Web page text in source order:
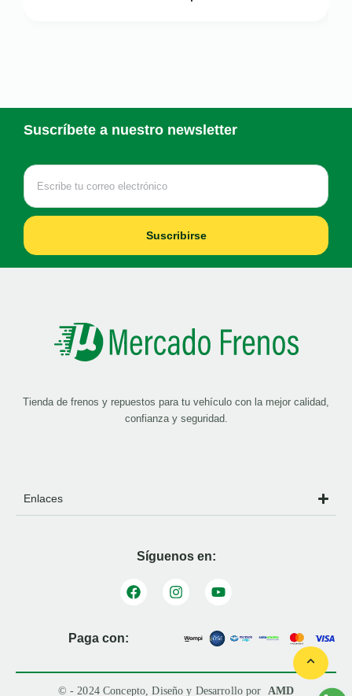
Suscríbete a nuestro newsletter
Suscribirse
Tienda de frenos y repuestos para tu vehículo con la mejor calidad,
confianza y seguridad.
Enlaces
Síguenos en:
Paga con:
© - 2024 Concepto, Diseño y Desarrollo por AMD